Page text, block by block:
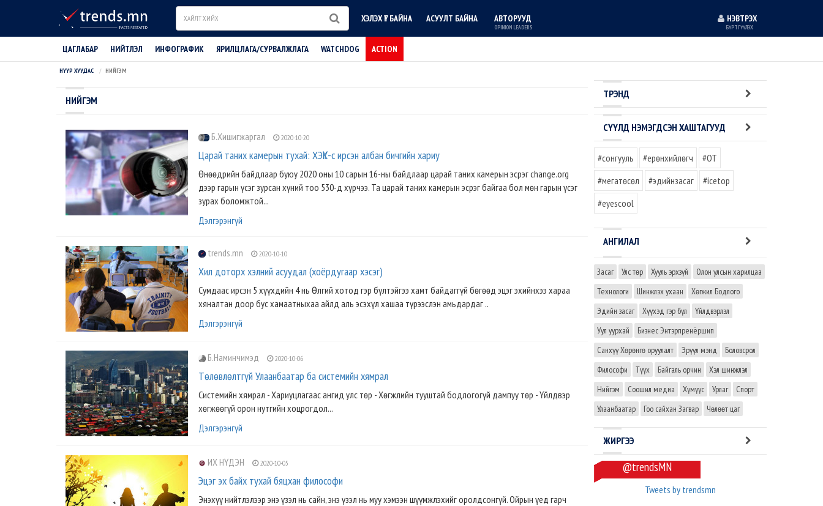
Search ХЭЛЭХ ҮГ БАЙНА АСУУЛТ БАЙНА АВТОРУУД
OPINION LEADERS
НЭВТРЭХ
БҮРТГҮҮЛЭХ
ЦАГЛАБАР НИЙТЛЭЛ ИНФОГРАФИК ЯРИЛЦЛАГА/СУРВАЛЖЛАГА WATCHDOG ACTION
НҮҮР ХУУДАС НИЙГЭМ
НИЙГЭМ
Б.Хишигжаргал 2020-10-20
Царай таних камерын тухай: ХЭҮК-с ирсэн албан бичгийн хариу
Өнөөдрийн байдлаар буюу 2020 оны 10 сарын 16-ны байдлаар царай таних камерын эсрэг change.org
дээр гарын үсэг зурсан хүний тоо 530-д хүрчээ. Та царай таних камерын эсрэг байгаа бол мөн гарын үсэг
зурах боломжтой...
Дэлгэрэнгүй
trends.mn 2020-10-10
Хил доторх хэлний асуудал (хоёрдугаар хэсэг)
Сумдаас ирсэн 5 хүүхдийн 4 нь Өлгий хотод гэр бүлтэйгээ хамт байдаггүй бөгөөд эцэг эхийнхээ хараа
хяналтан доор бус хамаатныхаа айлд аль эсэхүл хашаа түрээслэн амьдардаг ..
Дэлгэрэнгүй
Б.Наминчимэд 2020-10-06
Төлөвлөлтгүй Улаанбаатар ба системийн хямрал
Системийн хямрал - Хариуцлагаас ангид улс төр - Хөгжлийн тууштай бодлогогүй дампуу төр - Үйлдвэр
хөгжөөгүй орон нутгийн хоцрогдол...
Дэлгэрэнгүй
ИХ НҮДЭН 2020-10-05
Эцэг эх байх тухай бяцхан философи
Энэхүү нийтлэлээр энэ үзэл нь сайн, энэ үзэл нь муу хэмээн шүүмжлэхийг оролдсонгүй. Ойрын үед гарч
ТРЭНД
СҮҮЛД НЭМЭГДСЭН ХАШТАГУУД
#сонгууль #ерөнхийлөгч
#OT
#мегатөсөл
#эдийнзасаг
#icetop
#eyescool
АНГИЛАЛ
Засаг Улс төр Хууль эрхзүй
Олон улсын харилцаа
Технологи
Шинжлэх ухаан
Хөгжил Бодлого
Эдийн засаг
Хүүхэд гэр бүл
Үйлдвэрлэл
Уул уурхай
Бизнес Энтэрпренёршип
Санхүү Хөрөнгө оруулалт
Эрүүл мэнд
Боловсрол
Философи
Түүх Байгаль орчин
Хэл шинжлэл
Нийгэм
Соошил медиа Хүмүүс Урлаг
Спорт
Улаанбаатар
Гоо сайхан Загвар Чөлөөт цаг
ЖИРГЭЭ
@trendsMN
Tweets by trendsmn